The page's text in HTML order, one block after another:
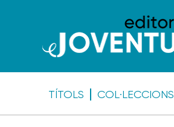
TÍTOLS COL·LECCIONS